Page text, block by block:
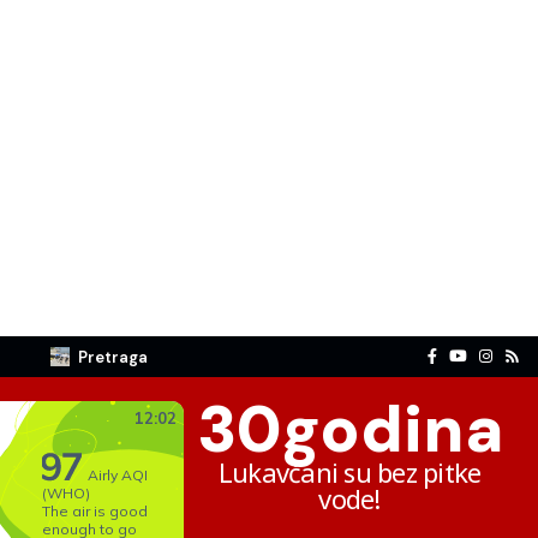
Pretraga
30godina
Lukavčani su bez pitke
vode!